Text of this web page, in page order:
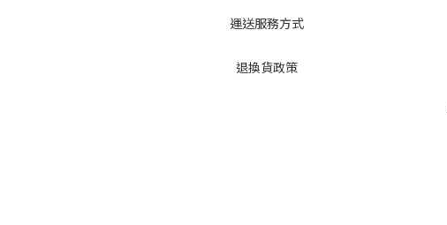
運送服務方式
退換貨政策